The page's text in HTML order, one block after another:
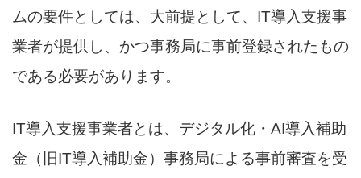
ムの要件としては、大前提として、IT導入支援事
業者が提供し、かつ事務局に事前登録されたもの
である必要があります。
IT導入支援事業者とは、デジタル化・AI導入補助
金（旧IT導入補助金）事務局による事前審査を受